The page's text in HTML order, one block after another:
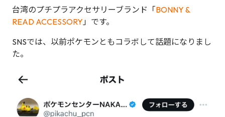
台湾のプチプラアクセサリーブランド「BONNY &
READ ACCESSORY」です。
SNSでは、以前ポケモンともコラボして話題になりまし
た。